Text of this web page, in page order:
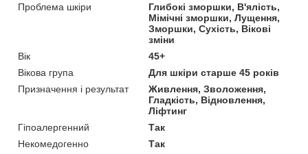
Проблема шкіри
Глибокі зморшки, В'ялість,
Мімічні зморшки, Лущення,
Зморшки, Сухість, Вікові
зміни
Вік
45+
Вікова група
Для шкіри старше 45 років
Призначення і результат
Живлення, Зволоження,
Гладкість, Відновлення,
Ліфтинг
Гіпоалергенний
Так
Некомедогенно
Так